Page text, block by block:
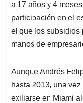
a 17 años y 4
participación en el
el que los subsidios
manos de
Aunque Andrés
hasta 2013, una
exiliarse en Miami